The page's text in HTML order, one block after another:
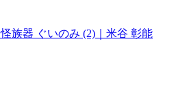
怪族器 ぐいのみ (2)｜米谷 彰能